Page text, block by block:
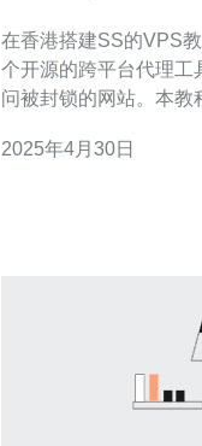
在香港搭建SS的VPS教程 Shadowsocks（简称SS
个开源的跨平台代理工
问被封锁的网站。本教
有很多供应商可选，如
2025年4月30日